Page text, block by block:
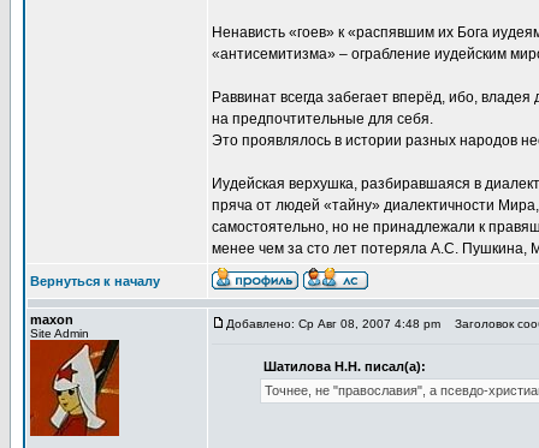
Ненависть «гоев» к «распявшим их Бога
«антисемитизма» – ограбление иудейским
Раввинат всегда забегает вперёд, ибо,
на предпочтительные для себя.
Это проявлялось в истории разных народов
Иудейская верхушка, разбиравшаяся в
пряча от людей «тайну» диалектичности
самостоятельно, но не принадлежали к
менее чем за сто лет потеряла А.С.
Вернуться к началу
maxon
Site Admin
Добавлено: Ср Авг 08, 2007 4:48 pm Заголовок
Шатилова Н.Н. писал(а):
Точнее, не "православия", а псевдо-